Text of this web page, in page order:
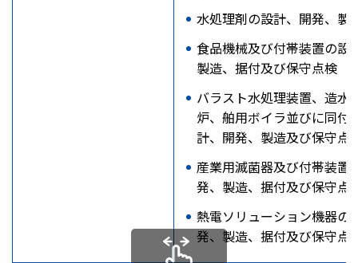
水処理剤の設計、開発、製
食品機械及び付帯装置の設
製造、据付及び保守点検
バラスト水処理装置、造水
炉、舶用ボイラ並びに同付
計、開発、製造及び保守点
産業用滅菌器及び付帯装置
発、製造、据付及び保守点
熱電ソリューション機器の
発、製造、据付及び保守点